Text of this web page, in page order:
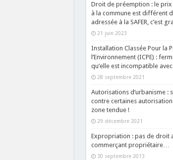
Droit de préemption : le prix
à la commune est différent
adressée à la SAFER, c’est
21 juin 2023
Installation Classée Pour la
l’Environnement (ICPE) :
qu’elle est incompatible
28 septembre 2021
Autorisations d’urbanisme :
contre certaines
zone tendue !
29 décembre 2021
Expropriation : pas de droit
commerçant propriétaire…
30 septembre 2013